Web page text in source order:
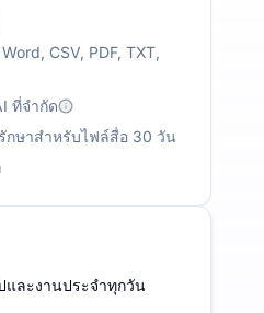
CSV, PDF, TXT,
ที่จำกัด
กษาสำหรับไฟล์สื่อ 30 วัน
และงานประจำทุกวัน